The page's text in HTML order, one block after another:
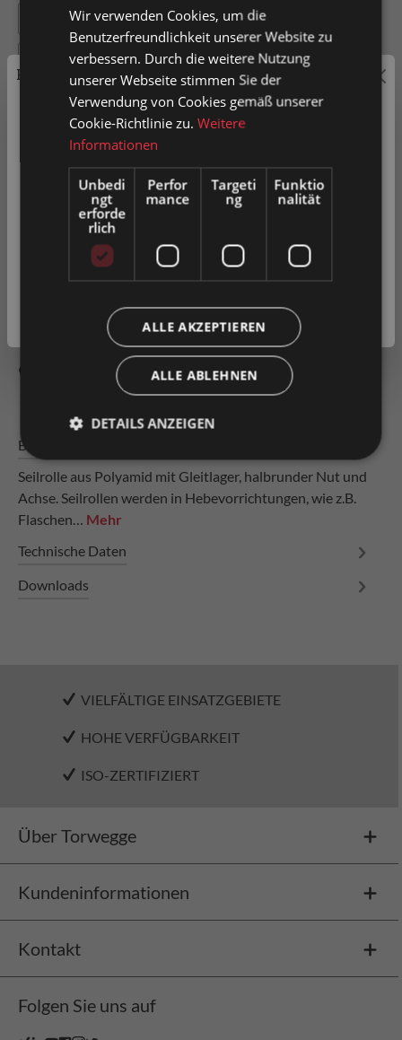
48 50 60
76 80 90 100
126 150
In den Warenkorb
0015935
Zum Merkzettel hinzufügen
Produkt vergleichen
Fragen zum Produkt
Beschreibung
Seilrolle aus Polyamid mit Gleitlager, halbrunder Nut und
Achse. Seilrollen werden in Hebevorrichtungen, wie z.B.
Flaschen… Mehr
Technische Daten
Downloads
VIELFÄLTIGE EINSATZGEBIETE
HOHE VERFÜGBARKEIT
ISO-ZERTIFIZIERT
Über Torwegge
Kundeninformationen
Kontakt
Folgen Sie uns auf
Preisauszeichnung
Privatkunden können Preise mit MwSt. (brutto) und
Geschäftskunden Preise ohne MwSt. (netto) angezeigt
werden.
Bitte wählen Sie Ihre bevorzugte Einstellung:
Privatkunde
Geschäftskunde( exkl. MwSt. )
Wir verwenden Cookies, um die
Benutzerfreundlichkeit unserer Website zu
verbessern. Durch die weitere Nutzung
unserer Webseite stimmen Sie der
Verwendung von Cookies gemäß unserer
Cookie-Richtlinie zu.Weitere
Informationen
Unbedi
ngt
erforde
rlich
Perfor
mance
Targeti
ng
Funktio
nalität
ALLE AKZEPTIEREN
ALLE ABLEHNEN
DETAILS ANZEIGEN